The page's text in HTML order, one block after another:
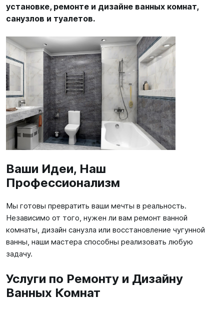
установке, ремонте и дизайне ванных комнат,
санузлов и туалетов.
Ваши Идеи, Наш
Профессионализм
Мы готовы превратить ваши мечты в реальность.
Независимо от того, нужен ли вам ремонт ванной
комнаты, дизайн санузла или восстановление чугунной
ванны, наши мастера способны реализовать любую
задачу.
Услуги по Ремонту и Дизайну
Ванных Комнат